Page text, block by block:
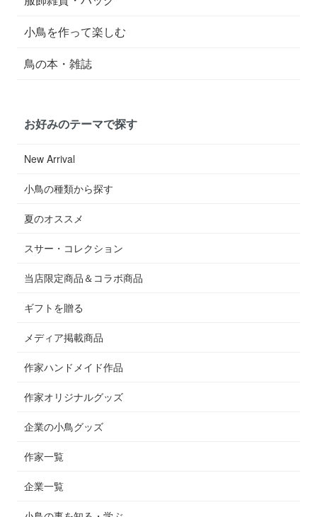
小鳥を作って楽しむ
鳥の本・雑誌
お好みのテーマで探す
New Arrival
小鳥の種類から探す
夏のオススメ
スサー・コレクション
当店限定商品＆コラボ商品
ギフトを贈る
メディア掲載商品
作家ハンドメイド作品
作家オリジナルグッズ
企業の小鳥グッズ
作家一覧
企業一覧